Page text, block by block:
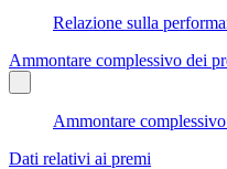
Relazione sulla
Ammontare complessivo dei
Ammontare
Dati relativi ai premi